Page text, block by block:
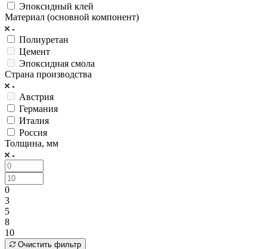
Эпоксидный клей
Материал (основной компонент)
Полиуретан
Цемент
Эпоксидная смола
Страна производства
Австрия
Германия
Италия
Россия
Толщина, мм
0
3
5
8
10
Очистить фильтр